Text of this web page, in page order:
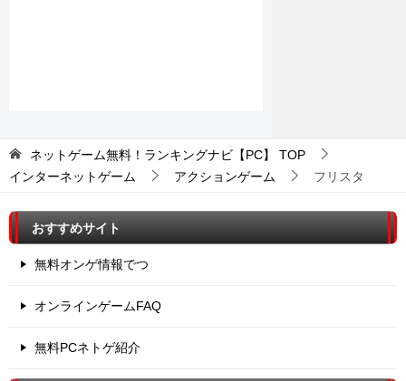
ネットゲーム無料！ランキングナビ【PC】
TOP
インターネットゲーム
アクションゲーム フリスタ
おすすめサイト
無料オンゲ情報でつ
オンラインゲームFAQ
無料PCネトゲ紹介